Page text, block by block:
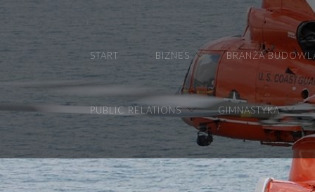
START BIZNES BRANŻA
PUBLIC RELATIONS GIMNASTYKA